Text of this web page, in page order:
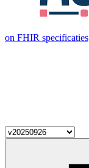
on FHIR specificaties